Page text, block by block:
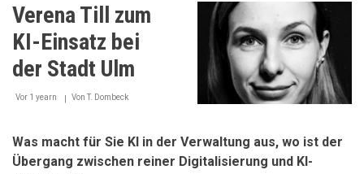
unsere
verändert
Verena Till zum
KI-Einsatz bei
der Stadt Ulm
Vor 1 yearn VonT. Dombeck
Was macht für Sie KI in der Verwaltung aus, wo ist der
Übergang zwischen reiner Digitalisierung und KI-